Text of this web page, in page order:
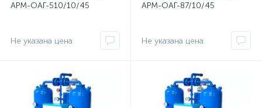
АРМ-ОАГ-510/10/45
Не указана цена
АРМ-ОАГ-87/10/45
Не указана цена